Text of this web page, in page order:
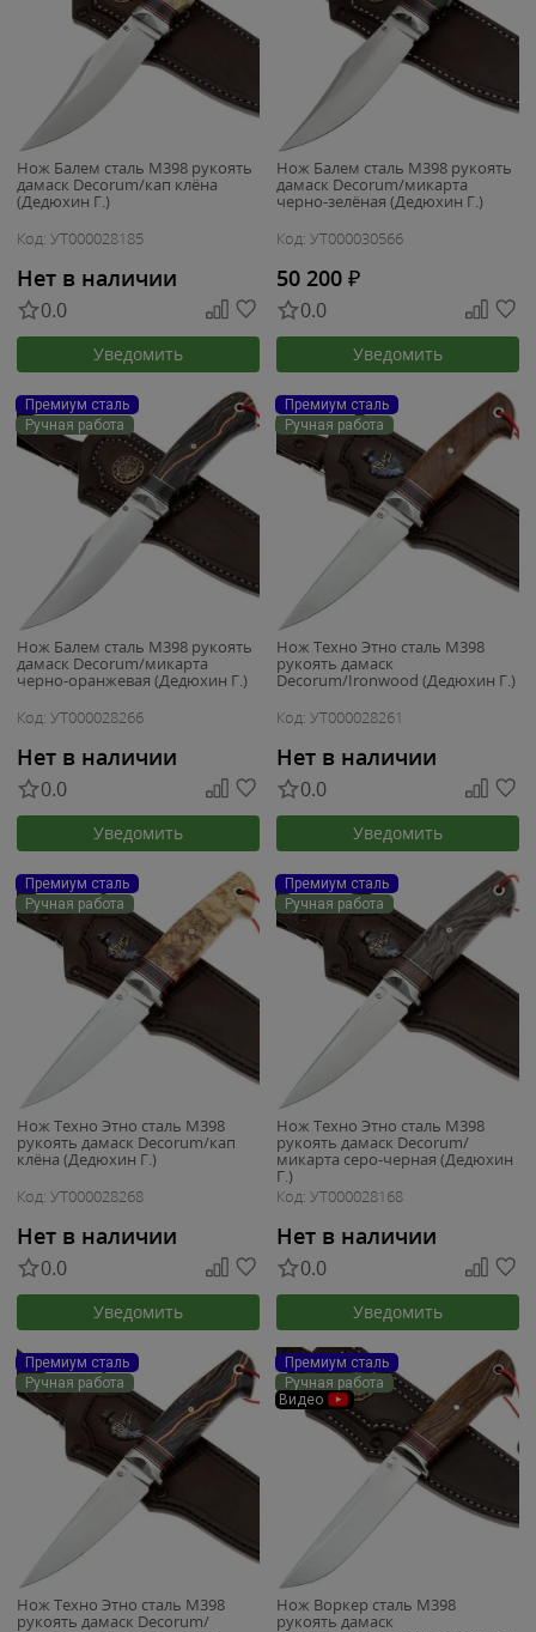
Нож Балем сталь M398 рукоять
дамаск Decorum/кап клёна
(Дедюхин Г.)
Код: УТ000028185
Нет в наличии
0.0
Уведомить
Нож Балем сталь M398 рукоять
дамаск Decorum/микарта
черно-зелёная (Дедюхин Г.)
Код: УТ000030566
50 200 ₽
0.0
Уведомить
Премиум сталь
Ручная работа
Нож Балем сталь M398 рукоять
дамаск Decorum/микарта
черно-оранжевая (Дедюхин Г.)
Код: УТ000028266
Нет в наличии
0.0
Уведомить
Премиум сталь
Ручная работа
Нож Техно Этно сталь M398
рукоять дамаск
Decorum/Ironwood (Дедюхин Г.)
Код: УТ000028261
Нет в наличии
0.0
Уведомить
Премиум сталь
Ручная работа
Нож Техно Этно сталь M398
рукоять дамаск Decorum/кап
клёна (Дедюхин Г.)
Код: УТ000028268
Нет в наличии
0.0
Уведомить
Премиум сталь
Ручная работа
Нож Техно Этно сталь M398
рукоять дамаск Decorum/
микарта серо-черная (Дедюхин
Г.)
Код: УТ000028168
Нет в наличии
0.0
Уведомить
Премиум сталь
Ручная работа
Нож Техно Этно сталь M398
рукоять дамаск Decorum/
Премиум сталь
Ручная работа
Видео
Нож Воркер сталь M398
рукоять дамаск